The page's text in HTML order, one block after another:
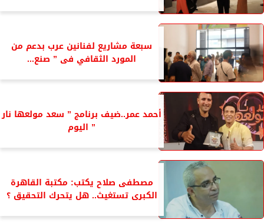
سبعة مشاريع لفنانين عرب بدعم من
المورد الثقافي فى ” صنع...
أحمد عمر..ضيف برنامج ” سعد مولعها نار
” اليوم
مصطفى صلاح يكتب: مكتبة القاهرة
الكبرى تستغيث.. هل يتحرك التحقيق ؟